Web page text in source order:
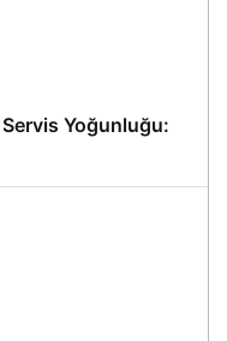
Servis Yoğunluğu: